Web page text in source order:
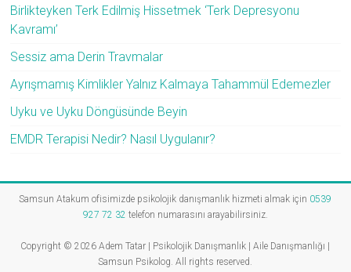
Birlikteyken Terk Edilmiş Hissetmek ‘Terk Depresyonu
Kavramı’
Sessiz ama Derin Travmalar
Ayrışmamış Kimlikler Yalnız Kalmaya Tahammül Edemezler
Uyku ve Uyku Döngüsünde Beyin
EMDR Terapisi Nedir? Nasıl Uygulanır?
Samsun Atakum ofisimizde psikolojik danışmanlık hizmeti almak için 0539
927 72 32 telefon numarasını arayabilirsiniz.
Copyright © 2026Adem Tatar | Psikolojik Danışmanlık | Aile Danışmanlığı |
Samsun Psikolog . All rights reserved.